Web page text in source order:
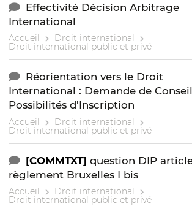
Effectivité Décision Arbitrage
International
Accueil Droit international
Droit international public et privé
Réorientation vers le Droit
International : Demande de
Possibilités d'Inscription
Accueil Droit international
Droit international public et privé
[COMMTXT] question DIP
règlement Bruxelles I bis
Accueil Droit international
Droit international public et privé